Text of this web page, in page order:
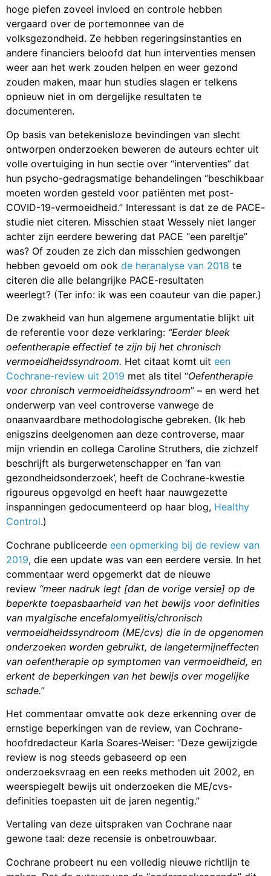
hoge piefen zoveel invloed en controle hebben
vergaard over de portemonnee van de
volksgezondheid. Ze hebben regeringsinstanties en
andere financiers beloofd dat hun interventies mensen
weer aan het werk zouden helpen en weer gezond
zouden maken, maar hun studies slagen er telkens
opnieuw niet in om dergelijke resultaten te
documenteren.
Op basis van betekenisloze bevindingen van slecht
ontworpen onderzoeken beweren de auteurs echter uit
volle overtuiging in hun sectie over “interventies” dat
hun psycho-gedragsmatige behandelingen “beschikbaar
moeten worden gesteld voor patiënten met post-
COVID-19-vermoeidheid.” Interessant is dat ze de PACE-
studie niet citeren. Misschien staat Wessely niet langer
achter zijn eerdere bewering dat PACE “een pareltje”
was? Of zouden ze zich dan misschien gedwongen
hebben gevoeld om ook de heranalyse van 2018 te
citeren die alle belangrijke PACE-resultaten
weerlegt? (Ter info: ik was een coauteur van die paper.)
De zwakheid van hun algemene argumentatie blijkt uit
de referentie voor deze verklaring: “Eerder bleek
oefentherapie effectief te zijn bij het chronisch
vermoeidheidssyndroom. Het citaat komt uit een
Cochrane-review uit 2019 met als titel “Oefentherapie
voor chronisch vermoeidheidssyndroom” – en werd het
onderwerp van veel controverse vanwege de
onaanvaardbare methodologische gebreken. (Ik heb
enigszins deelgenomen aan deze controverse, maar
mijn vriendin en collega Caroline Struthers, die zichzelf
beschrijft als burgerwetenschapper en ‘fan van
gezondheidsonderzoek’, heeft de Cochrane-kwestie
rigoureus opgevolgd en heeft haar nauwgezette
inspanningen gedocumenteerd op haar blog, Healthy
Control.)
Cochrane publiceerde een opmerking bij de review van
2019, die een update was van een eerdere versie. In het
commentaar werd opgemerkt dat de nieuwe
review “meer nadruk legt [dan de vorige versie] op de
beperkte toepasbaarheid van het bewijs voor definities
van myalgische encefalomyelitis/chronisch
vermoeidheidssyndroom (ME/cvs) die in de opgenomen
onderzoeken worden gebruikt, de langetermijneffecten
van oefentherapie op symptomen van vermoeidheid, en
erkent de beperkingen van het bewijs over mogelijke
schade.”
Het commentaar omvatte ook deze erkenning over de
ernstige beperkingen van de review, van Cochrane-
hoofdredacteur Karla Soares-Weiser: “Deze gewijzigde
review is nog steeds gebaseerd op een
onderzoeksvraag en een reeks methoden uit 2002, en
weerspiegelt bewijs uit onderzoeken die ME/cvs-
definities toepasten uit de jaren negentig.”
Vertaling van deze uitspraken van Cochrane naar
gewone taal: deze recensie is onbetrouwbaar.
Cochrane probeert nu een ​​volledig nieuwe richtlijn te